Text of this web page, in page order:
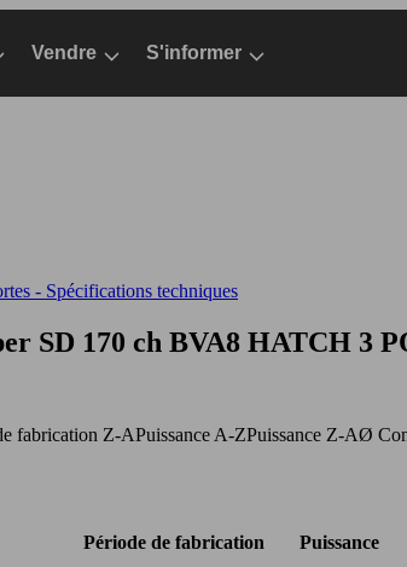
Vendre S'informer
- Spécifications techniques
SD 170 ch BVA8 HATCH 3
fabrication Z-APuissance A-ZPuissance Z-AØ
Période de fabrication Puissance